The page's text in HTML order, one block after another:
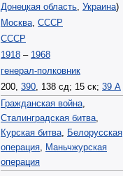
Донецкая область, Украина)
Москва, СССР
СССР
1918 – 1968
генерал-полковник
200, 390, 138 сд; 15 ск; 39 А
Гражданская война,
Сталинградская битва,
Курская битва, Белорусская
операция, Маньчжурская
операция